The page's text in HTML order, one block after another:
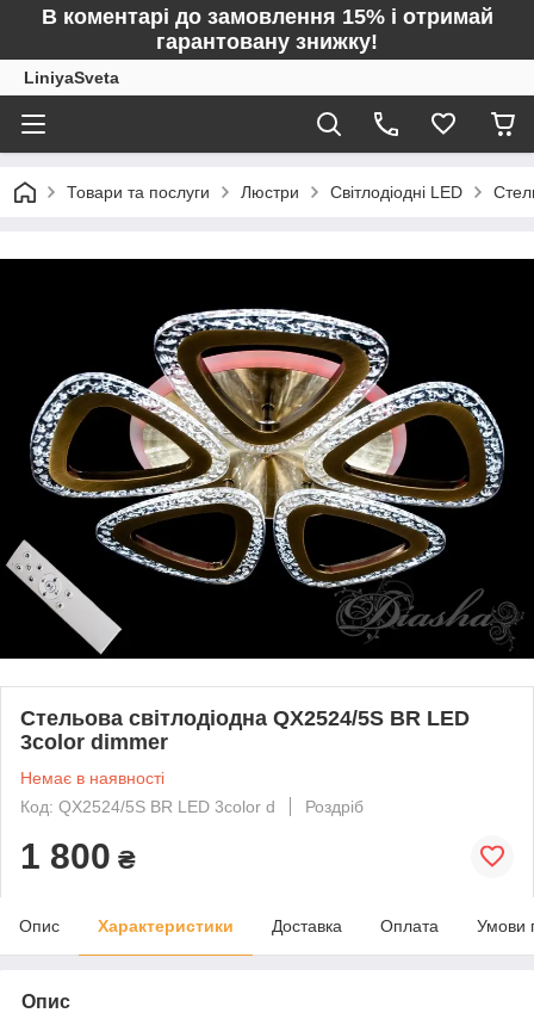
В коментарі до замовлення 15% і отримай
гарантовану знижку!
LiniyaSveta
Товари та послуги Люстри Світлодіодні LED
Стельова світлодіодна QX2524/5S BR LED
3color dimmer
Немає в наявності
Код: QX2524/5S BR LED 3color d
Роздріб
1 800 ₴
Опис Характеристики Доставка Оплата Умови
Опис